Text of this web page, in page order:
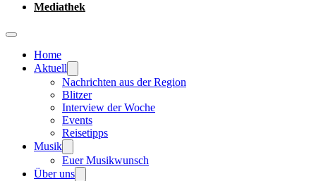
Mediathek
Home
Aktuell
Nachrichten aus der Region
Blitzer
Interview der Woche
Events
Reisetipps
Musik
Euer Musikwunsch
Über uns